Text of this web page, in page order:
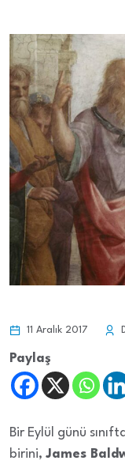
11 Aralık 2017
Paylaş
Bir Eylül günü
birini, James